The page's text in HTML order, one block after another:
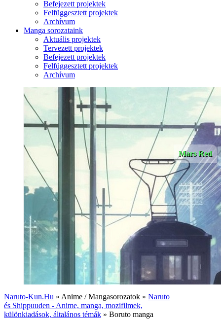
Befejezett projektek
Felfüggesztett projektek
Archívum
Manga sorozataink
Aktuális projektek
Tervezett projektek
Befejezett projektek
Felfüggesztett projektek
Archívum
Mars Red
Naruto-Kun.Hu » Anime / Mangasorozatok » Naruto
és Shippuuden - Anime, manga, mozifilmek,
különkiadások, általános témák » Boruto manga